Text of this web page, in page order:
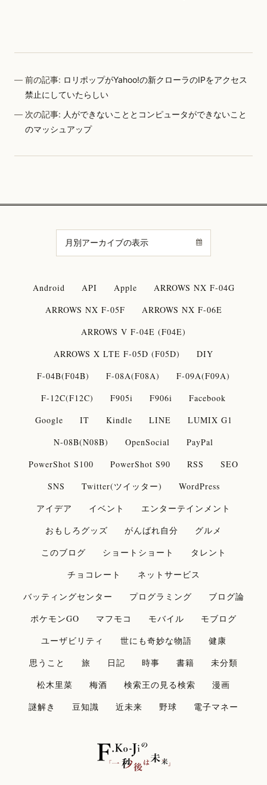
前の記事: ロリポップがYahoo!の新クローラのIPをアクセス
禁止にしていたらしい
次の記事: 人ができないこととコンピュータができないこと
のマッシュアップ
Android API Apple
ARROWS NX F-04G
ARROWS NX F-05F
ARROWS NX F-06E
ARROWS V F-04E (F04E)
ARROWS X LTE F-05D (F05D)
DIY
F-04B(F04B)
F-08A(F08A)
F-09A(F09A)
F-12C(F12C)
F905i F906i
Facebook
Google
IT Kindle LINE
LUMIX G1
N-08B(N08B)
OpenSocial
PayPal
PowerShot S100
PowerShot S90 RSS
SEO
SNS
Twitter(ツイッター)
WordPress
アイデア
イベント
エンターテインメント
おもしろグッズ
がんばれ自分
グルメ
このブログ
ショートショート
タレント
チョコレート
ネットサービス
バッティングセンター
プログラミング
ブログ論
ポケモンGO
マフモコ モバイル
モブログ
ユーザビリティ
世にも奇妙な物語
健康
思うこと
旅 日記 時事 書籍
未分類
松木里菜
梅酒 検索王の見る検索
漫画
謎解き
豆知識 近未来 野球 電子マネー